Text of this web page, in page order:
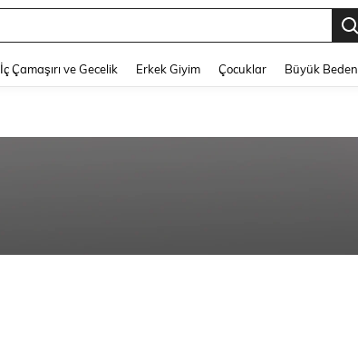
İç Çamaşırı ve Gecelik Erkek Giyim Çocuklar Büyük Beden